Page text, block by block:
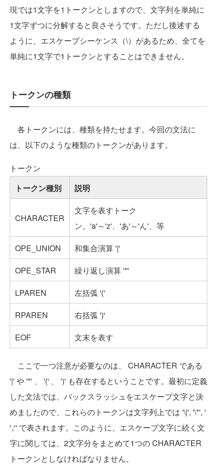
現では1文字を1トークンとしますので、文字列を単純に
1文字ずつに分解すると良さそうです。ただし後述する
ように、エスケープシーケンス（\）があるため、全てを
単純に1文字で1トークンとすることはできません。
トークンの種類
各トークンには、種類を持たせます。今回の文法に
は、以下のような種類のトークンがあります。
トークン
トークン種別
説明
CHARACTER
文字を表すトーク
ン。'a'～'z'、'あ'～'ん'、等
OPE_UNION
和集合演算 '|'
OPE_STAR
繰り返し演算 '*'
LPAREN
左括弧 '('
RPAREN
右括弧 ')'
EOF
文末を表す
ここで一つ注意が必要なのは、 CHARACTER である
'|' や '*' 、 '(' 、 ')' も存在するということです。最初に定義
した文法では、バックスラッシュをエスケープ文字と決
めましたので、これらのトークンは文字列上では '\|', '\*', '
′,′
′ ′' で表されます。このように、エスケープ文字に続く文
字に関しては、2文字分をまとめて1つの CHARACTER
トークンとしなければなりません。